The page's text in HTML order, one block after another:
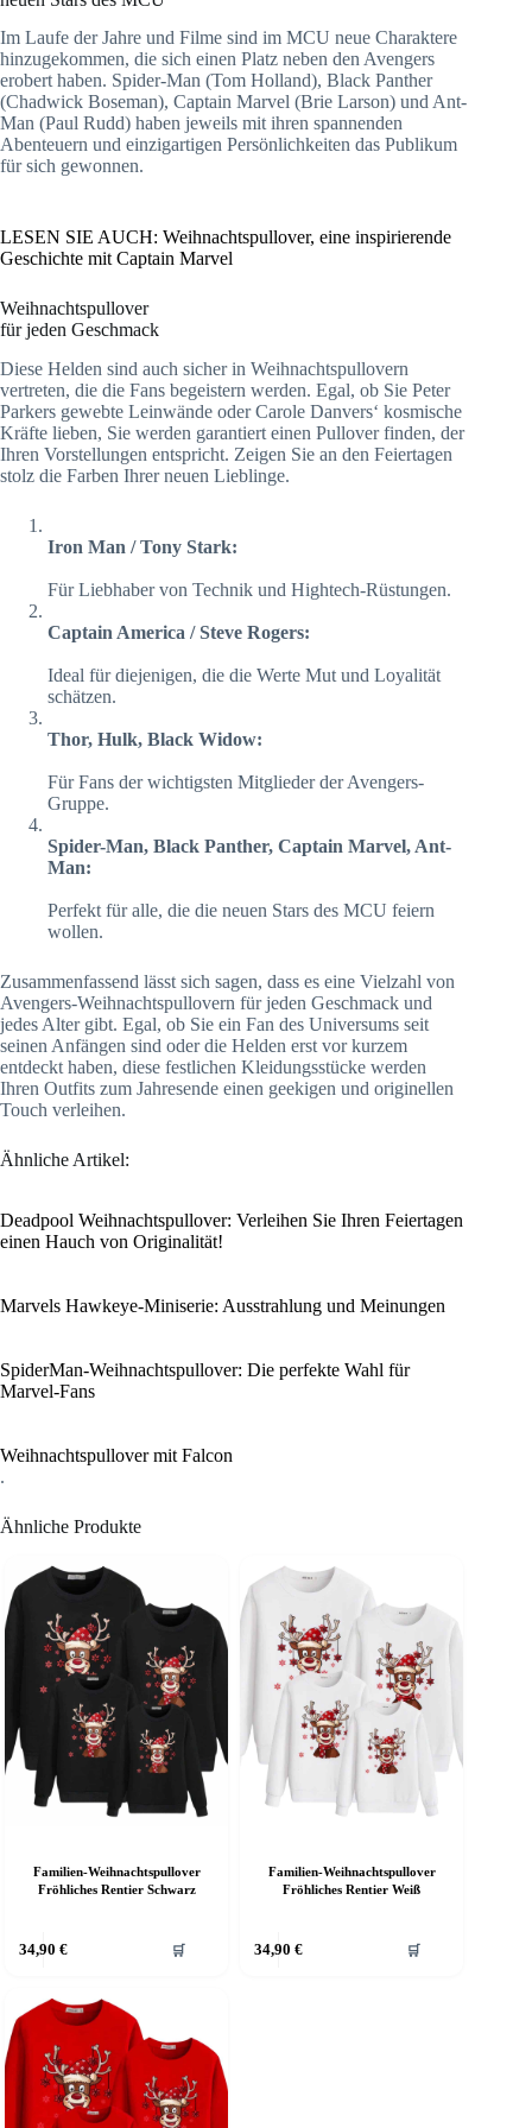
Im Laufe der Jahre und Filme sind im MCU neue Charaktere
hinzugekommen, die sich einen Platz neben den Avengers
erobert haben. Spider-Man (Tom Holland), Black Panther
(Chadwick Boseman), Captain Marvel (Brie Larson) und Ant-
Man (Paul Rudd) haben jeweils mit ihren spannenden
Abenteuern und einzigartigen Persönlichkeiten das Publikum
für sich gewonnen.
LESEN SIE AUCH: Weihnachtspullover, eine inspirierende
Geschichte mit Captain Marvel
Weihnachtspullover
für jeden Geschmack
Diese Helden sind auch sicher in Weihnachtspullovern
vertreten, die die Fans begeistern werden. Egal, ob Sie Peter
Parkers gewebte Leinwände oder Carole Danvers‘ kosmische
Kräfte lieben, Sie werden garantiert einen Pullover finden, der
Ihren Vorstellungen entspricht. Zeigen Sie an den Feiertagen
stolz die Farben Ihrer neuen Lieblinge.
Iron Man / Tony Stark:
Für Liebhaber von Technik und Hightech-Rüstungen.
Captain America / Steve Rogers:
Ideal für diejenigen, die die Werte Mut und Loyalität
schätzen.
Thor, Hulk, Black Widow:
Für Fans der wichtigsten Mitglieder der Avengers-
Gruppe.
Spider-Man, Black Panther, Captain Marvel, Ant-
Man:
Perfekt für alle, die die neuen Stars des MCU feiern
wollen.
Zusammenfassend lässt sich sagen, dass es eine Vielzahl von
Avengers-Weihnachtspullovern für jeden Geschmack und
jedes Alter gibt. Egal, ob Sie ein Fan des Universums seit
seinen Anfängen sind oder die Helden erst vor kurzem
entdeckt haben, diese festlichen Kleidungsstücke werden
Ihren Outfits zum Jahresende einen geekigen und originellen
Touch verleihen.
Ähnliche Artikel:
Deadpool Weihnachtspullover: Verleihen Sie Ihren Feiertagen
einen Hauch von Originalität!
Marvels Hawkeye-Miniserie: Ausstrahlung und Meinungen
SpiderMan-Weihnachtspullover: Die perfekte Wahl für
Marvel-Fans
Weihnachtspullover mit Falcon
.
Ähnliche Produkte
Familien-Weihnachtspullover
Fröhliches Rentier Schwarz
34,90 € 🛒
Familien-Weihnachtspullover
Fröhliches Rentier Weiß
34,90 € 🛒
Produkt
Die
Optionen